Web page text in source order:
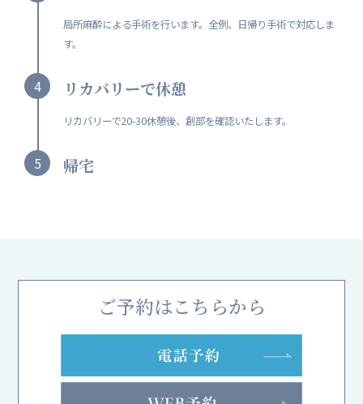
局所麻酔による手術を行います。全例、日帰り手術で対応しま
す。
4 リカバリーで休憩
リカバリーで20-30休憩後、創部を確認いたします。
5 帰宅
ご予約はこちらから